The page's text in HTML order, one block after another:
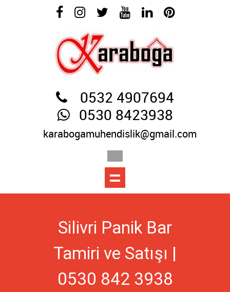
0532 4907694
0530 8423938
karabogamuhendislik@gmail.com
Silivri Panik Bar
Tamiri ve Satışı |
0530 842 3938